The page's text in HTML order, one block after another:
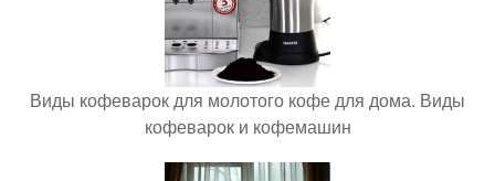
Виды кофеварок для молотого кофе для дома. Виды
кофеварок и кофемашин